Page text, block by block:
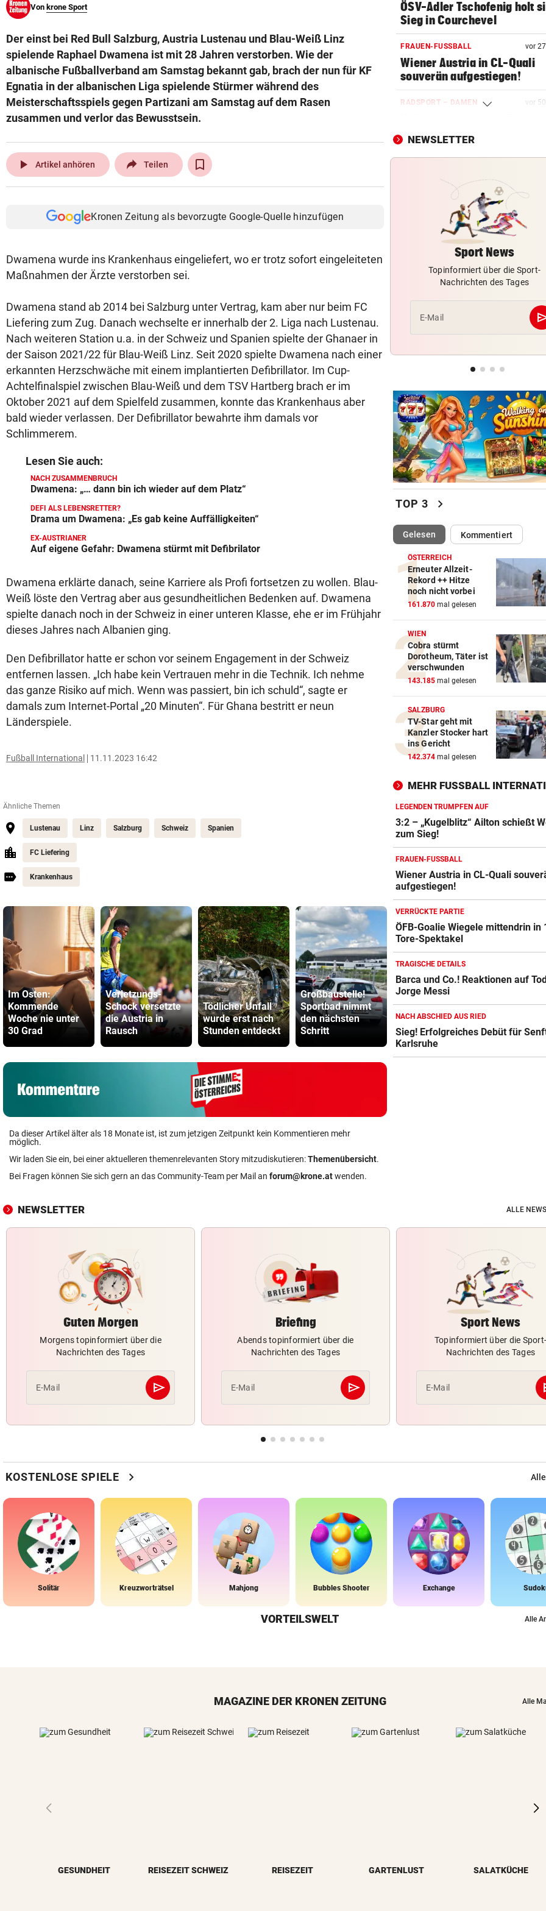
© Krone Multimedia GmbH & Co KG 2026
Von krone Sport
Der einst bei Red Bull Salzburg, Austria Lustenau und Blau-Weiß Linz
spielende Raphael Dwamena ist mit 28 Jahren verstorben. Wie der
albanische Fußballverband am Samstag bekannt gab, brach der nun für KF
Egnatia in der albanischen Liga spielende Stürmer während des
Meisterschaftsspiels gegen Partizani am Samstag auf dem Rasen
zusammen und verlor das Bewusstsein.
play_arrow Artikel anhören Teilen
Kronen Zeitung als bevorzugte Google-Quelle hinzufügen
Dwamena wurde ins Krankenhaus eingeliefert, wo er trotz sofort eingeleiteten
Maßnahmen der Ärzte verstorben sei.
Dwamena stand ab 2014 bei Salzburg unter Vertrag, kam aber nur beim FC
Liefering zum Zug. Danach wechselte er innerhalb der 2. Liga nach Lustenau.
Nach weiteren Station u.a. in der Schweiz und Spanien spielte der Ghanaer in
der Saison 2021/22 für Blau-Weiß Linz. Seit 2020 spielte Dwamena nach einer
erkannten Herzschwäche mit einem implantierten Defibrillator. Im Cup-
Achtelfinalspiel zwischen Blau-Weiß und dem TSV Hartberg brach er im
Oktober 2021 auf dem Spielfeld zusammen, konnte das Krankenhaus aber
bald wieder verlassen. Der Defibrillator bewahrte ihm damals vor
Schlimmerem.
Lesen Sie auch:
NACH ZUSAMMENBRUCH
Dwamena: „… dann bin ich wieder auf dem Platz“
DEFI ALS LEBENSRETTER?
Drama um Dwamena: „Es gab keine Auffälligkeiten“
EX-AUSTRIANER
Auf eigene Gefahr: Dwamena stürmt mit Defibrilator
Dwamena erklärte danach, seine Karriere als Profi fortsetzen zu wollen. Blau-
Weiß löste den Vertrag aber aus gesundheitlichen Bedenken auf. Dwamena
spielte danach noch in der Schweiz in einer unteren Klasse, ehe er im Frühjahr
dieses Jahres nach Albanien ging.
Den Defibrillator hatte er schon vor seinem Engagement in der Schweiz
entfernen lassen. „Ich habe kein Vertrauen mehr in die Technik. Ich nehme
das ganze Risiko auf mich. Wenn was passiert, bin ich schuld“, sagte er
damals zum Internet-Portal „20 Minuten“. Für Ghana bestritt er neun
Länderspiele.
Fußball International 11.11.2023 16:42
Ähnliche Themen
Lustenau Linz Salzburg Schweiz Spanien
FC Liefering
Krankenhaus
Im Osten:
Kommende
Woche nie unter
30 Grad
Verletzungs-
Schock versetzte
die Austria in
Rausch
Tödlicher Unfall
wurde erst nach
Stunden entdeckt
Großbaustelle!
Sportbad nimmt
den nächsten
Schritt
4:1! Austria
Salzburg lässt
Vienna keine
Chance
ORF dreht
ab
Da dieser Artikel älter als 18 Monate ist, ist zum jetzigen Zeitpunkt kein Kommentieren mehr
möglich.
Wir laden Sie ein, bei einer aktuelleren themenrelevanten Story mitzudiskutieren:Themenübersicht.
Bei Fragen können Sie sich gern an das Community-Team per Mail an forum@krone.atwenden.
ÖSV-Adler Tschofenig holt
Sieg in Courchevel
FRAUEN-FUSSBALL vor
Wiener Austria in CL-Quali
souverän aufgestiegen!
RADSPORT – DAMEN vor
der Tour de France
FRAUEN-FUSSBALL-LIGA vor
ihr zweites Match
VERRÜCKTE PARTIE
ÖFB-Goalie Wiegele
10-Tore-Spektakel
AUCH STEIRER SIEGEN
4:1! Austria Salzburg lässt
keine Chance
das ist gefährlich“
Grünau fertigte
3:0 ab
NEWSLETTER
Sport News
Topinformiert über die Sport-
Nachrichten des Tages
E-Mail
TOP 3 chevron_right
Gelesen(ausgewählt)Kommentiert
ÖSTERREICH
Erneuter Allzeit-
Rekord ++ Hitze
noch nicht vorbei
161.870 mal gelesen
WIEN
Cobra stürmt
Dorotheum, Täter ist
verschwunden
143.185 mal gelesen
SALZBURG
TV-Star geht mit
Kanzler Stocker hart
ins Gericht
142.374 mal gelesen
MEHR FUSSBALL
LEGENDEN TRUMPFEN AUF
3:2 – „Kugelblitz“ Ailton schießt
zum Sieg!
FRAUEN-FUSSBALL
Wiener Austria in CL-Quali
aufgestiegen!
VERRÜCKTE PARTIE
ÖFB-Goalie Wiegele mittendrin in
Tore-Spektakel
TRAGISCHE DETAILS
Barca und Co.! Reaktionen auf
Jorge Messi
NACH ABSCHIED AUS RIED
Sieg! Erfolgreiches Debüt für
Karlsruhe
NEWSLETTER ALLE
Guten Morgen
Morgens topinformiert über die
Nachrichten des Tages
E-Mail send
Abschicken
Briefing
Abends topinformiert über die
Nachrichten des Tages
E-Mail send
Abschicken
Sport News
Topinformiert über die
Nachrichten des Tages
E-Mail
KOSTENLOSE SPIELE chevron_right
Solitär Kreuzworträtsel Mahjong Bubbles Shooter Exchange
VORTEILSWELT Alle
MAGAZINE DER KRONEN ZEITUNG Alle
GESUNDHEIT REISEZEIT SCHWEIZ REISEZEIT GARTENLUST SALATKÜCHE